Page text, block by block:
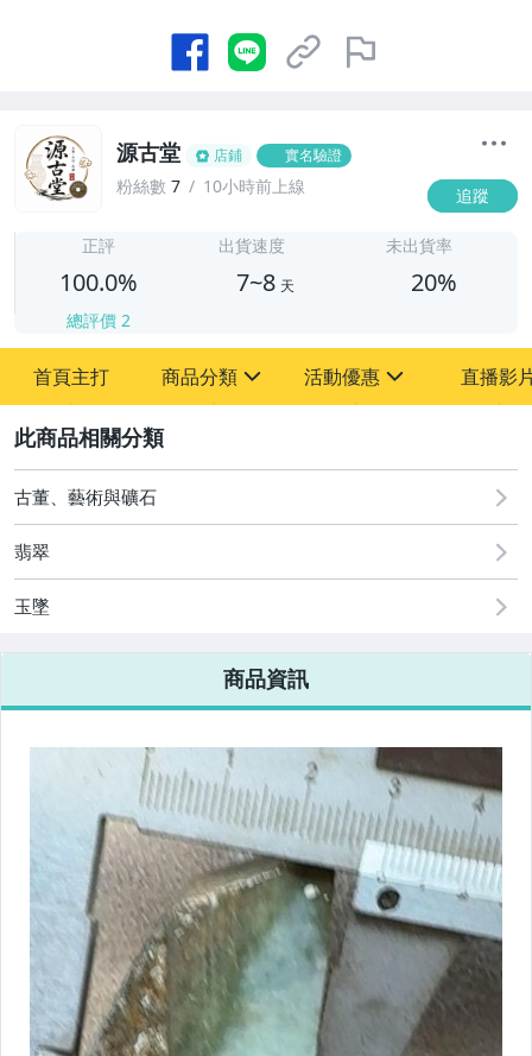
源古堂 店鋪 實名驗證
粉絲數 7 10小時前上線 追蹤
正評
100.0%
總評價 2
出貨速度
7~8 天
未出貨率
20%
首頁主打 商品分類
其它
活動優惠
[全店] 周年慶
[全店] 粉絲專享
直播影
古董、藝術與礦石
翡翠
玉墜
商品資訊